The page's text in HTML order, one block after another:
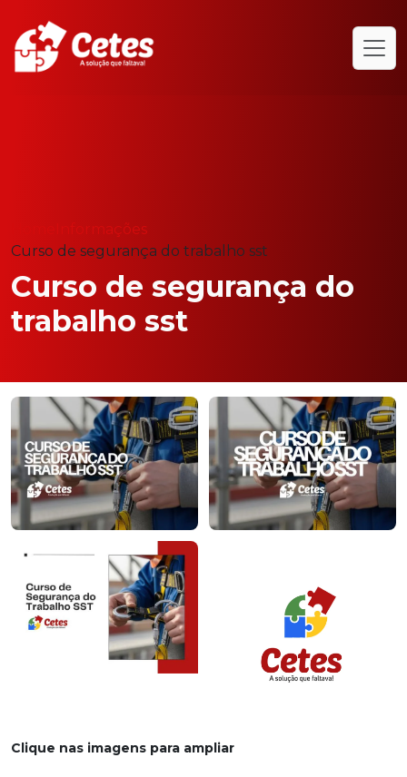
Informações
Curso de segurança do trabalho sst
Curso de segurança do
trabalho sst
Clique nas imagens para ampliar